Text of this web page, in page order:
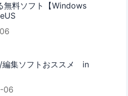
無料ソフト【Windows
編集ソフトおススメ in
06